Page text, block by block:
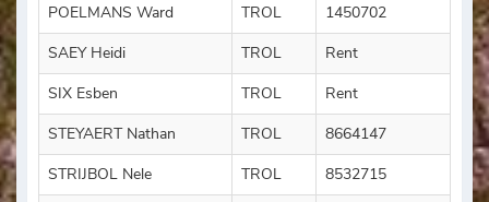
POELMANS Ward
TROL
1450702
SAEY Heidi
TROL
Rent
SIX Esben
TROL
Rent
STEYAERT Nathan
TROL
8664147
STRIJBOL Nele
TROL
8532715